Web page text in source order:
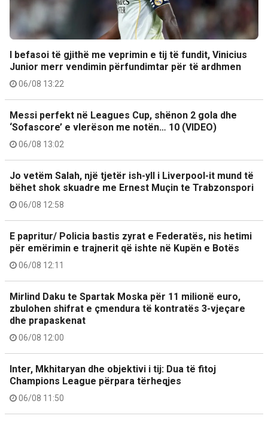
I befasoi të gjithë me veprimin e tij të fundit, Vinicius
Junior merr vendimin përfundimtar për të ardhmen
06/08 13:22
Messi perfekt në Leagues Cup, shënon 2 gola dhe
‘Sofascore’ e vlerëson me notën… 10 (VIDEO)
06/08 13:02
Jo vetëm Salah, një tjetër ish-yll i Liverpool-it mund të
bëhet shok skuadre me Ernest Muçin te Trabzonspori
06/08 12:58
E papritur/ Policia bastis zyrat e Federatës, nis hetimi
për emërimin e trajnerit që ishte në Kupën e Botës
06/08 12:11
Mirlind Daku te Spartak Moska për 11 milionë euro,
zbulohen shifrat e çmendura të kontratës 3-vjeçare
dhe prapaskenat
06/08 12:00
Inter, Mkhitaryan dhe objektivi i tij: Dua të fitoj
Champions League përpara tërheqjes
06/08 11:50